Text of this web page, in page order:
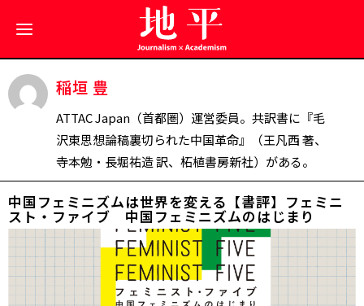
稲垣 豊
ATTAC Japan（首都圏）運営委員。共訳書に『毛
沢東思想論稿――裏切られた中国革命』（王凡西 著、
寺本勉・長堀祐造 訳、柘植書房新社）がある。
中国フェミニズムは世界を変える【書評】フェミニ
スト・ファイブ 中国フェミニズムのはじまり